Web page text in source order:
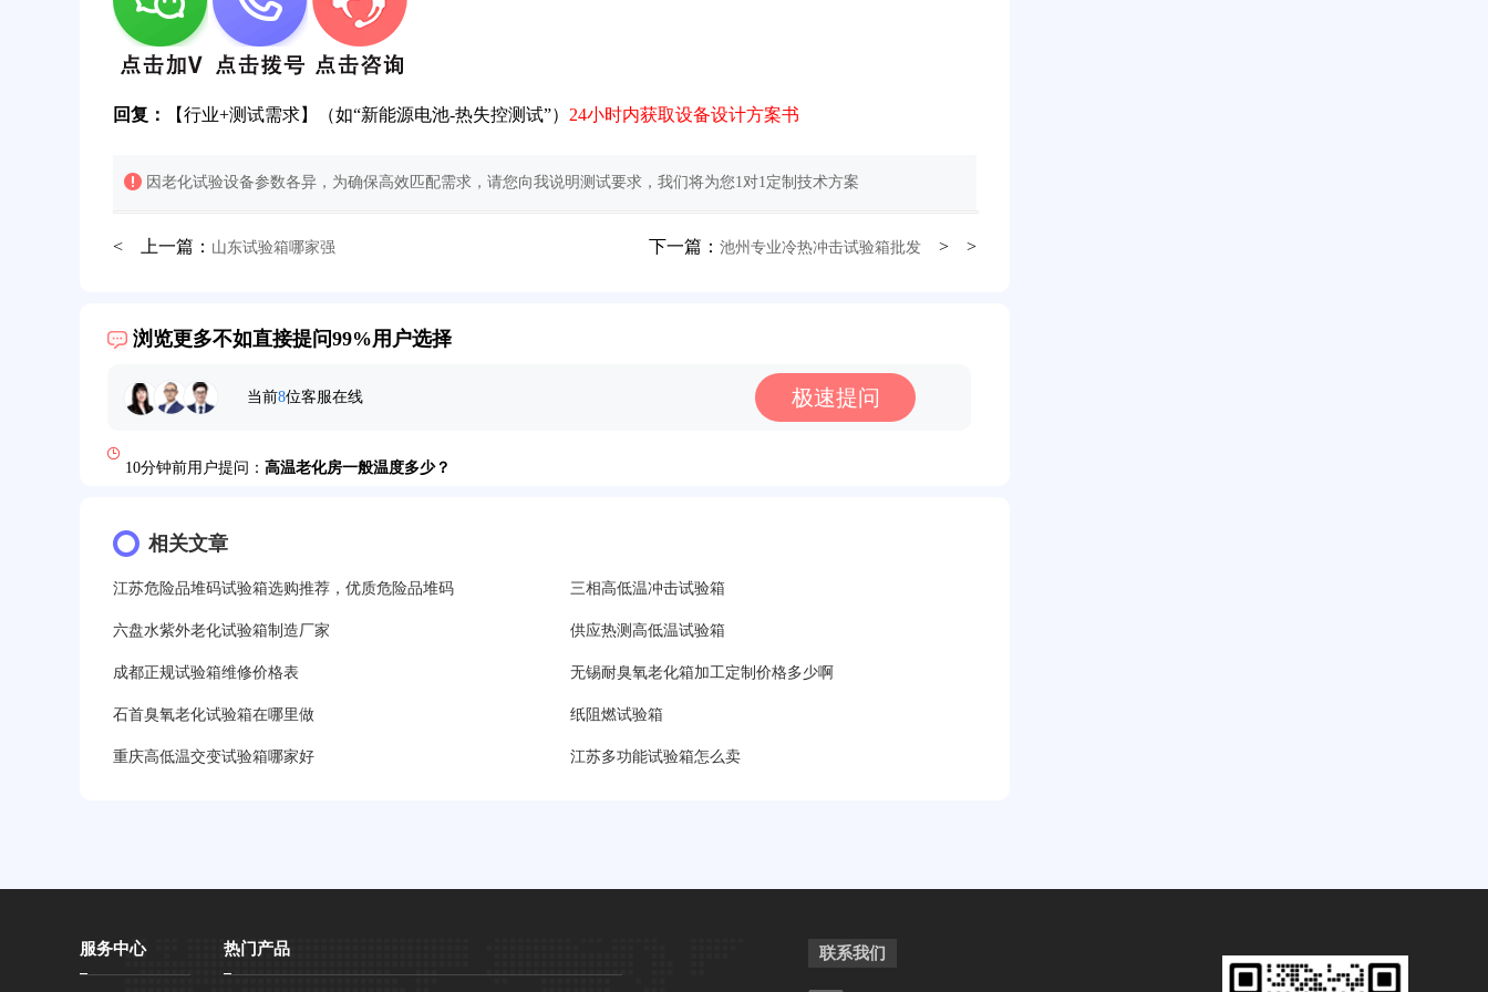
回复： 【行业+测试需求】（如“新能源电池-热失控测试”） 24小时内获取设备设计方案书
因老化试验设备参数各异，为确保高效匹配需求，请您向我说明测试要求，我们将为您1对1定制技术方案
< 上一篇： 山东试验箱哪家强 下一篇： 池州专业冷热冲击试验箱批发 > >
浏览更多不如直接提问99%用户选择
当前8位客服在线 极速提问
7分钟前用户提问：老化房安全要求标准有哪些？
13分钟前用户提问：
15分钟前用户提问：高低温试验箱玻璃用什么材料？
17分钟前用户提问：步入式老化房有多大的？
22分钟前用户提问：紫外线老化箱辐照时间是多久？
25分钟前用户提问：老化箱和干燥箱区别？
27分钟前用户提问：移动电源老化柜与电池柜的区别？
相关文章
江苏危险品堆码试验箱选购推荐，优质危险品堆码 三相高低温冲击试验箱
六盘水紫外老化试验箱制造厂家 供应热测高低温试验箱
成都正规试验箱维修价格表 无锡耐臭氧老化箱加工定制价格多少啊
石首臭氧老化试验箱在哪里做 纸阻燃试验箱
重庆高低温交变试验箱哪家好 江苏多功能试验箱怎么卖
服务中心 热门产品 联系我们